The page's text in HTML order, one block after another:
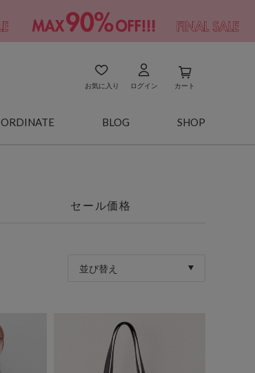
お気に入り ログイン カート
BLOG SHOP
セール価格
並び替え